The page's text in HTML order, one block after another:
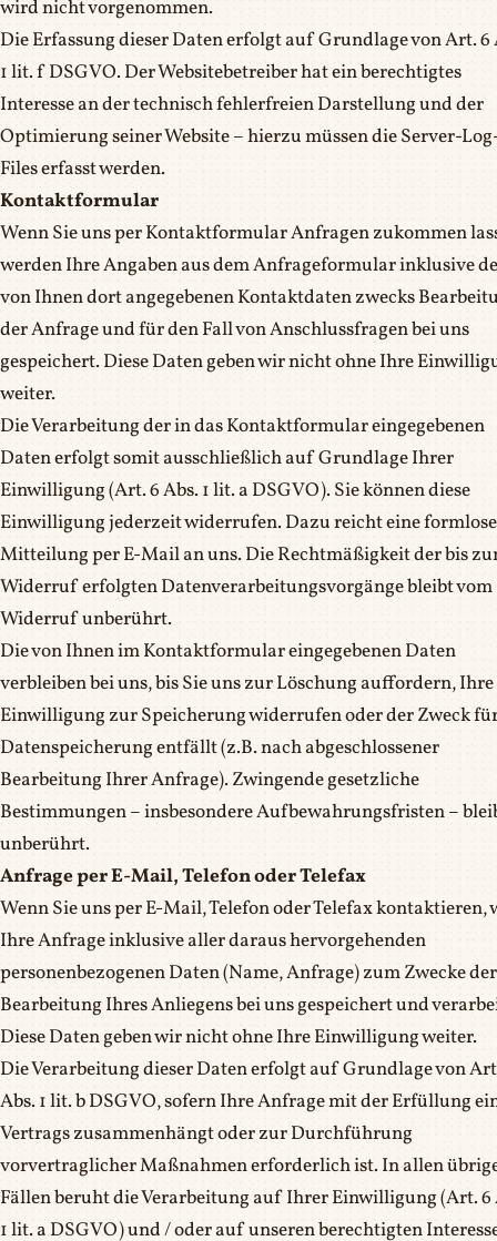
wird nicht vorgenommen.
Die Erfassung dieser Daten erfolgt auf Grundlage von Art. 6
1 lit. f DSGVO. Der Websitebetreiber hat ein berechtigtes
Interesse an der technisch fehlerfreien Darstellung und der
Optimierung seiner Website – hierzu müssen die Server-
Files erfasst werden.
Kontaktformular
Wenn Sie uns per Kontaktformular Anfragen zukommen
werden Ihre Angaben aus dem Anfrageformular inklusive
von Ihnen dort angegebenen Kontaktdaten zwecks
der Anfrage und für den Fall von Anschlussfragen bei uns
gespeichert. Diese Daten geben wir nicht ohne Ihre
weiter.
Die Verarbeitung der in das Kontaktformular eingegebenen
Daten erfolgt somit ausschließlich auf Grundlage Ihrer
Einwilligung (Art. 6 Abs. 1 lit. a DSGVO). Sie können diese
Einwilligung jederzeit widerrufen. Dazu reicht eine formlose
Mitteilung per E-Mail an uns. Die Rechtmäßigkeit der bis
Widerruf erfolgten Datenverarbeitungsvorgänge bleibt vom
Widerruf unberührt.
Die von Ihnen im Kontaktformular eingegebenen Daten
verbleiben bei uns, bis Sie uns zur Löschung auffordern, Ihre
Einwilligung zur Speicherung widerrufen oder der Zweck
Datenspeicherung entfällt (z.B. nach abgeschlossener
Bearbeitung Ihrer Anfrage). Zwingende gesetzliche
Bestimmungen – insbesondere Aufbewahrungsfristen –
unberührt.
Anfrage per E-Mail, Telefon oder Telefax
Wenn Sie uns per E-Mail, Telefon oder Telefax kontaktieren,
Ihre Anfrage inklusive aller daraus hervorgehenden
personenbezogenen Daten (Name, Anfrage) zum Zwecke der
Bearbeitung Ihres Anliegens bei uns gespeichert und
Diese Daten geben wir nicht ohne Ihre Einwilligung weiter.
Die Verarbeitung dieser Daten erfolgt auf Grundlage von
Abs. 1 lit. b DSGVO, sofern Ihre Anfrage mit der Erfüllung
Vertrags zusammenhängt oder zur Durchführung
vorvertraglicher Maßnahmen erforderlich ist. In allen
Fällen beruht die Verarbeitung auf Ihrer Einwilligung (Art. 6
1 lit. a DSGVO) und / oder auf unseren berechtigten